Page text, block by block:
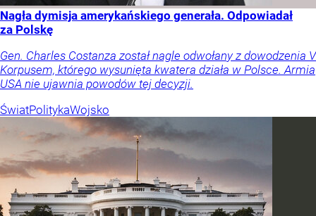
Nagła dymisja amerykańskiego generała. Odpowiadał
za Polskę
Gen. Charles Costanza został nagle odwołany z dowodzenia V
Korpusem, którego wysunięta kwatera działa w Polsce. Armia
USA nie ujawnia powodów tej decyzji.
ŚwiatPolitykaWojsko